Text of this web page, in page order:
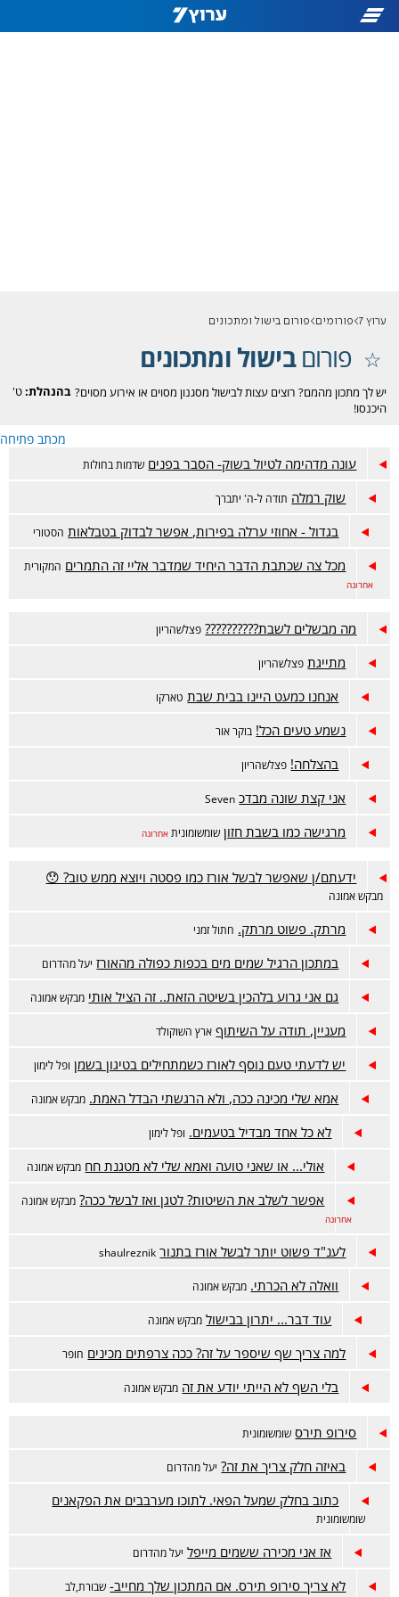
ערוץ 7 פורומים פורום בישול ומתכונים
פורוםבישול ומתכונים
בהנהלת:ט'
יש לך מתכון מהמם? רוצים עצות לבישול מסגנון מסוים או אירוע מסוים?
היכנסו!
מכתב פתיחה
עונה מדהימה לטיול בשוק- הסבר בפנים שדמות בחולות
שוק רמלה תודה ל-ה' יתברך
בגדול - אחוזי ערלה בפירות, אפשר לבדוק בטבלאות הסטורי
מכל צה שכתבת הדבר היחיד שמדבר אליי זה התמרים המקורית
אחרונה
מה מבשלים לשבת?????????? פצלשהריון
מתייגת פצלשהריון
אנחנו כמעט היינו בבית שבת טארקו
נשמע טעים הכל! בוקר אור
בהצלחה! פצלשהריון
אני קצת שונה מבדכ Seven
מרגישה כמו בשבת חזון שומשומונית אחרונה
ידעתם/ן שאפשר לבשל אורז כמו פסטה ויוצא ממש טוב? 😯
מבקש אמונה
מרתק. פשוט מרתק. חתול זמני
במתכון הרגיל שמים מים בכפות כפולה מהאורז יעל מהדרום
גם אני גרוע בלהכין בשיטה הזאת.. זה הציל אותי מבקש אמונה
מעניין, תודה על השיתוף ארץ השוקולד
יש לדעתי טעם נוסף לאורז כשמתחילים בטיגון בשמן ופל לימון
אמא שלי מכינה ככה, ולא הרגשתי הבדל האמת. מבקש אמונה
לא כל אחד מבדיל בטעמים. ופל לימון
אולי... או שאני טועה ואמא שלי לא מטגנת חח מבקש אמונה
אפשר לשלב את השיטות? לטגן ואז לבשל ככה? מבקש אמונה
אחרונה
לענ"ד פשוט יותר לבשל אורז בתנור shaulreznik
וואלה לא הכרתי. מבקש אמונה
עוד דבר... יתרון בבישול מבקש אמונה
למה צריך שף שיספר על זה? ככה צרפתים מכינים חופר
בלי השף לא הייתי יודע את זה מבקש אמונה
סירופ תירס שומשומונית
באיזה חלק צריך את זה? יעל מהדרום
כתוב בחלק שמעל הפאי. לתוכו מערבבים את הפקאנים
שומשומונית
אז אני מכירה ששמים מייפל יעל מהדרום
לא צריך סירופ תירס. אם המתכון שלך מחייב- שבורת,לב